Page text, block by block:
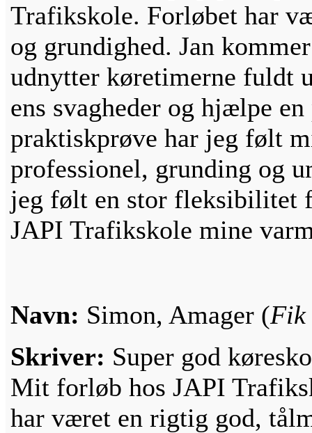
Trafikskole. Forløbet har
og grundighed. Jan
udnytter køretimerne fuldt
ens svagheder og hjælpe
praktiskprøve har jeg følt
professionel, grunding og
jeg følt en stor fleksibilitet
JAPI Trafikskole mine
Navn: Simon, Amager (Fik
Skriver: Super god
Mit forløb hos JAPI
har været en rigtig god,